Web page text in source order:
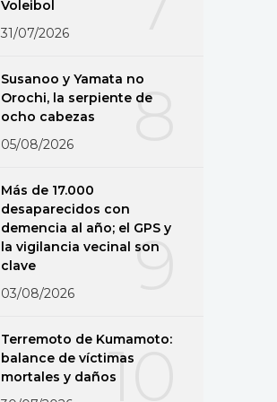
Voleibol
31/07/2026
8
Susanoo y Yamata no
Orochi, la serpiente de
ocho cabezas
05/08/2026
9
Más de 17.000
desaparecidos con
demencia al año; el GPS y
la vigilancia vecinal son
clave
03/08/2026
10
Terremoto de Kumamoto:
balance de víctimas
mortales y daños